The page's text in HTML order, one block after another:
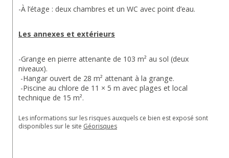
-À l’étage : deux chambres et un WC avec point d’eau.
Les annexes et extérieurs
-Grange en pierre attenante de 103 m² au sol (deux
niveaux).
-Hangar ouvert de 28 m² attenant à la grange.
technique de 15 m².
Les informations sur les risques auxquels ce bien est exposé sont
disponibles sur le site Géorisques